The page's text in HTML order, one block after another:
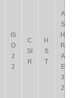
IS
O
2
2
C
SI
R
H
S
T
A
S
H
R
A
E
3
2